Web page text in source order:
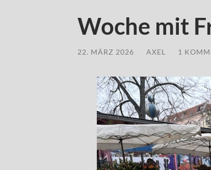
Woche mit
22. MÄRZ 2026 AXEL 1